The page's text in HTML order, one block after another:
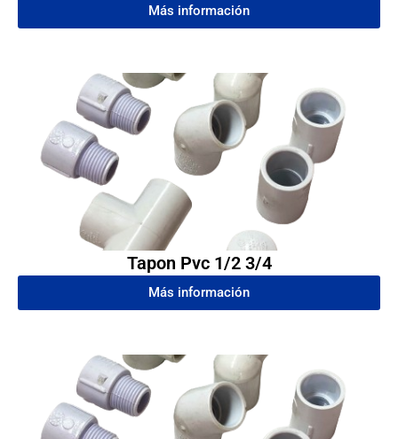
Más información
Tapon Pvc 1/2 3/4
Más información